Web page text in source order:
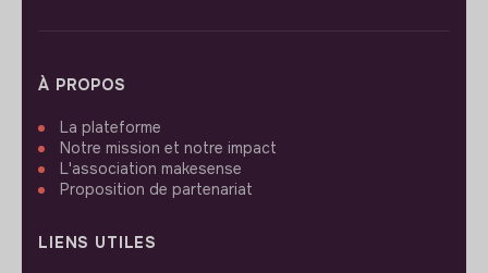
À PROPOS
La plateforme
Notre mission et notre impact
L'association makesense
Proposition de partenariat
LIENS UTILES